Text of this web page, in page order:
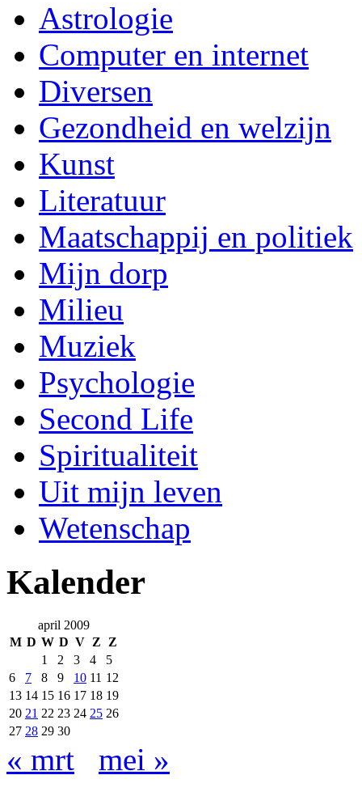
Astrologie
Computer en internet
Diversen
Gezondheid en welzijn
Kunst
Literatuur
Maatschappij en politiek
Mijn dorp
Milieu
Muziek
Psychologie
Second Life
Spiritualiteit
Uit mijn leven
Wetenschap
Kalender
april 2009
M D W D V Z
Z
1
2 3 4
5
6
7 8 9 10 11 12
13 14 15 16 17 18 19
20 21 22 23 24 25 26
27 28 29 30
« mrt
mei »